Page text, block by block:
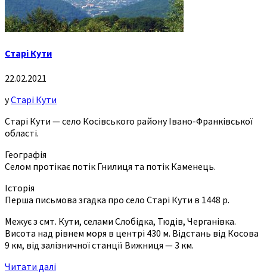
Старі Кути
22.02.2021
уСтарі Кути
Старі Кути — село Косівського району Івано-Франківської
області.
Географія
Селом протікає потік Гнилиця та потік Каменець.
Історія
Перша письмова згадка про село Старі Кути в 1448 р.
Межує з смт. Кути, селами Слобідка, Тюдів, Черганівка.
Висота над рівнем моря в центрі 430 м. Відстань від Косова
9 км, від залізничної станції Вижниця — 3 км.
Читати далі